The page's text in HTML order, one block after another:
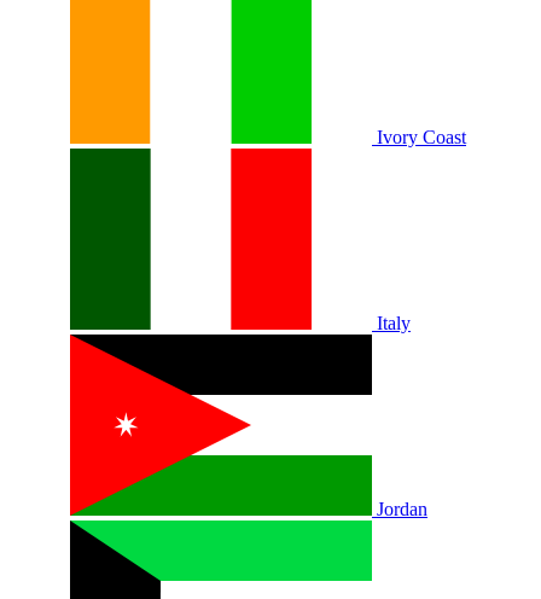
Ivory Coast
Italy
Jordan